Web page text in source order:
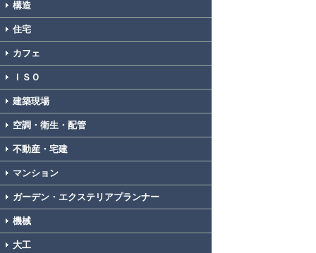
構造
住宅
カフェ
ＩＳＯ
建築現場
空調・衛生・配管
不動産・宅建
マンション
ガーデン・エクステリアプランナー
機械
大工